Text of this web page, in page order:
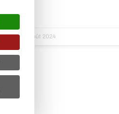
5 août 2024